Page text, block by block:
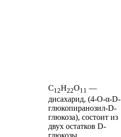
С12Н22O11 —
дисахарид, (4-О-α-D-
глюкопиранозил-D-
глюкоза), состоит из
двух остатков D-
глюкозы